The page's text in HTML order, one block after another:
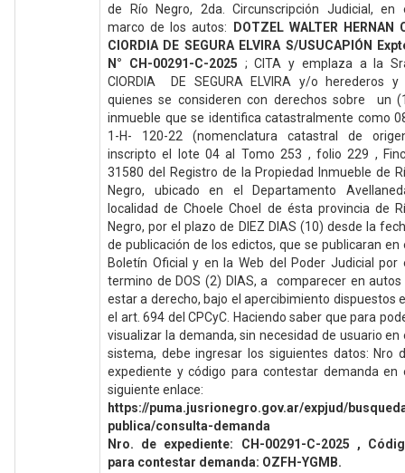
de Río Negro, 2da. Circunscripción Judicial, en
marco de los autos: DOTZEL WALTER HERNAN
CIORDIA DE SEGURA ELVIRA S/USUCAPIÓN
N° CH-00291-C-2025 ; CITA y emplaza a la
CIORDIA DE SEGURA ELVIRA y/o herederos y
quienes se consideren con derechos sobre un
inmueble que se identifica catastralmente como
1-H- 120-22 (nomenclatura catastral de
inscripto el lote 04 al Tomo 253 , folio 229 ,
31580 del Registro de la Propiedad Inmueble de
Negro, ubicado en el Departamento
localidad de Choele Choel de ésta provincia de
Negro, por el plazo de DIEZ DIAS (10) desde la
de publicación de los edictos, que se publicaran en
Boletín Oficial y en la Web del Poder Judicial por
termino de DOS (2) DIAS, a comparecer en autos
estar a derecho, bajo el apercibimiento dispuestos
el art. 694 del CPCyC. Haciendo saber que para
visualizar la demanda, sin necesidad de usuario en
sistema, debe ingresar los siguientes datos: Nro
expediente y código para contestar demanda en
siguiente enlace:
https://puma.jusrionegro.gov.ar/expjud/
publica/consulta-demanda
Nro. de expediente: CH-00291-C-2025 ,
para contestar demanda: OZFH-YGMB.